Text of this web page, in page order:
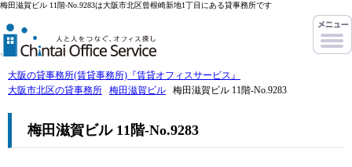
梅田滋賀ビル 11階-No.9283は大阪市北区曾根崎新地1丁目にある貸事務所です
大阪の貸事務所(賃貸事務所)『賃貸オフィスサービス』
大阪市北区の貸事務所
梅田滋賀ビル 梅田滋賀ビル 11階-No.9283
梅田滋賀ビル 11階-No.9283